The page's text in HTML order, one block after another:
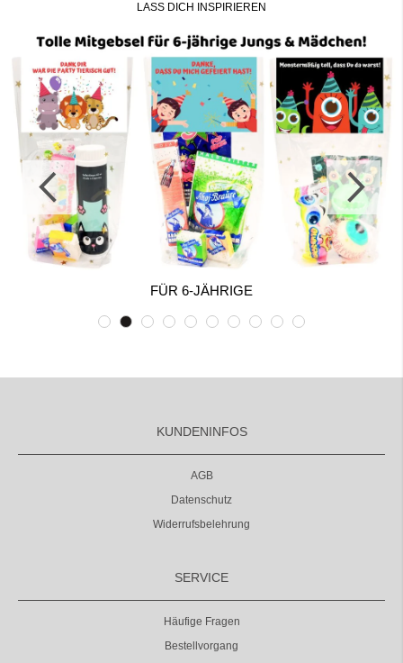
LASS DICH INSPIRIEREN
FÜR 6-JÄHRIGE
KUNDENINFOS
AGB
Datenschutz
Widerrufsbelehrung
SERVICE
Häufige Fragen
Bestellvorgang